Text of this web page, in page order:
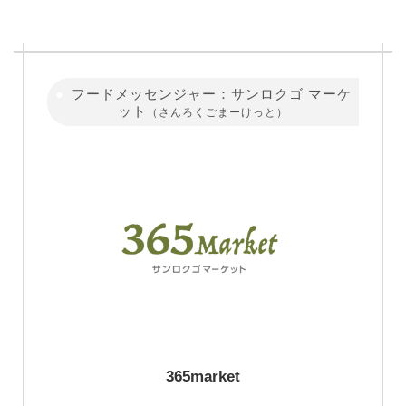
フードメッセンジャー：サンロクゴ マーケ
ット
（さんろくごまーけっと）
365market